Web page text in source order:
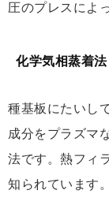
圧のプレスによ
化学気相蒸着法
種基板にたいし
成分をプラズマ
法です。熱フィ
知られています。